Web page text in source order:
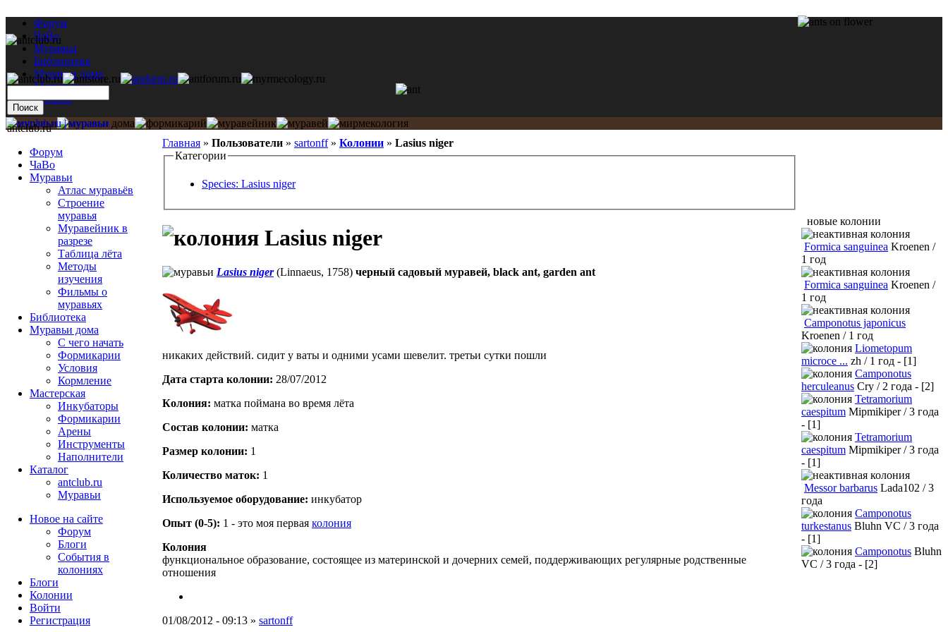
Форум
ЧаВо
Муравьи
Библиотека
Муравьи дома
Мастерская
Каталог
Главная » Пользователи » sartonff» Колонии » Lasius niger
Категории
Species: Lasius niger
Lasius niger
Lasius niger(Linnaeus, 1758) черный садовый муравей, black ant, garden ant
никаких действий. сидит у ваты и одними усами шевелит. третьи сутки пошли
Дата старта кoлонии: 28/07/2012
Кoлония: матка поймана во время лёта
Состав кoлонии: матка
Размер кoлонии: 1
Количество маток: 1
Используемое оборудование: инкубатор
Опыт (0-5): 1 - это моя первая колония
Колония
функциональное образование, состоящее из материнской и дочерних семей, поддерживающих регулярные родственные
отношения
01/08/2012 - 09:13 » sartonff
antclub.ru
Форум
ЧаВо
Муравьи
Атлас муравьёв
Строение
муравья
Муравейник в
разрезе
Таблица лёта
Методы
изучения
Фильмы о
муравьях
Библиотека
Муравьи дома
С чего начать
Формикарии
Условия
Кормление
Мастерская
Инкубаторы
Формикарии
Арены
Инструменты
Наполнители
Каталог
antclub.ru
Муравьи
Новое на сайте
Форум
Блоги
События в
колониях
Блоги
Колонии
Войти
Peгиcтpaция
новые колонии
Formica sanguinea Kroenen /
1 год
Formica sanguinea Kroenen /
1 год
Camponotus japonicus
Kroenen / 1 год
Liometopum
microce ... zh / 1 год - [1]
Camponotus
herculeanus Cry / 2 года - [2]
Tetramorium
caespitum Mipmikiper / 3 года
- [1]
Tetramorium
caespitum Mipmikiper / 3 года
- [1]
Messor barbarus Lada102 / 3
года
Camponotus
turkestanus Bluhn VC / 3 года
- [1]
Camponotus Bluhn
VC / 3 года - [2]